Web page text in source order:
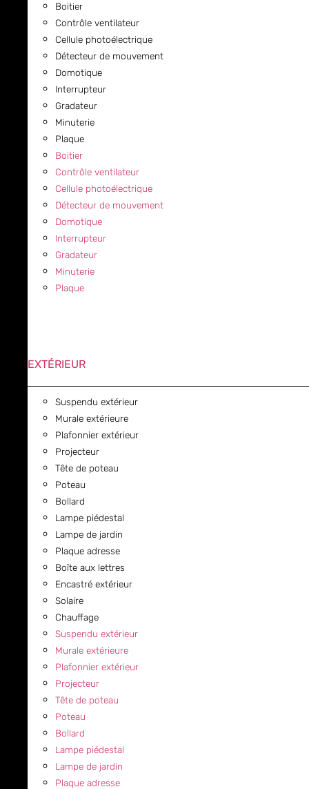
Boitier
Contrôle ventilateur
Cellule photoélectrique
Détecteur de mouvement
Domotique
Interrupteur
Gradateur
Minuterie
Plaque
Boitier
Contrôle ventilateur
Cellule photoélectrique
Détecteur de mouvement
Domotique
Interrupteur
Gradateur
Minuterie
Plaque
EXTÉRIEUR
Suspendu extérieur
Murale extérieure
Plafonnier extérieur
Projecteur
Tête de poteau
Poteau
Bollard
Lampe piédestal
Lampe de jardin
Plaque adresse
Boîte aux lettres
Encastré extérieur
Solaire
Chauffage
Suspendu extérieur
Murale extérieure
Plafonnier extérieur
Projecteur
Tête de poteau
Poteau
Bollard
Lampe piédestal
Lampe de jardin
Plaque adresse